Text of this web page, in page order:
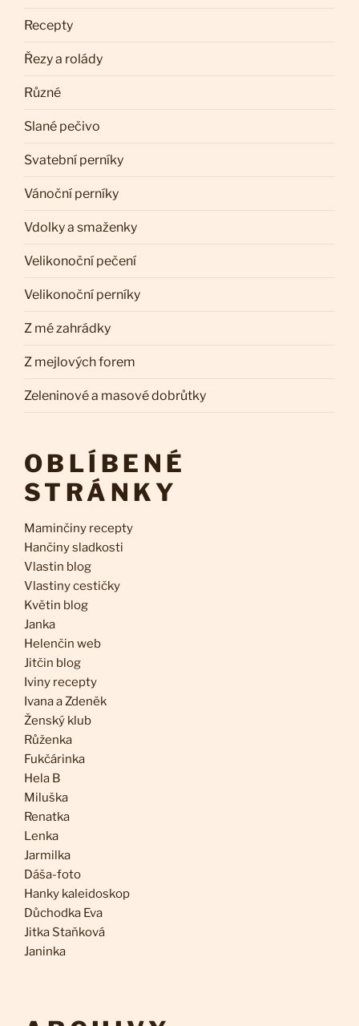
Recepty
Řezy a rolády
Různé
Slané pečivo
Svatební perníky
Vánoční perníky
Vdolky a smaženky
Velikonoční pečení
Velikonoční perníky
Z mé zahrádky
Z mejlových forem
Zeleninové a masové dobrůtky
OBLÍBENÉ
STRÁNKY
Maminčiny recepty
Hančiny sladkosti
Vlastin blog
Vlastiny cestičky
Květin blog
Janka
Helenčin web
Jitčin blog
Iviny recepty
Ivana a Zdeněk
Ženský klub
Růženka
Fukčárinka
Hela B
Miluška
Renatka
Lenka
Jarmilka
Dáša-foto
Hanky kaleidoskop
Důchodka Eva
Jitka Staňková
Janinka